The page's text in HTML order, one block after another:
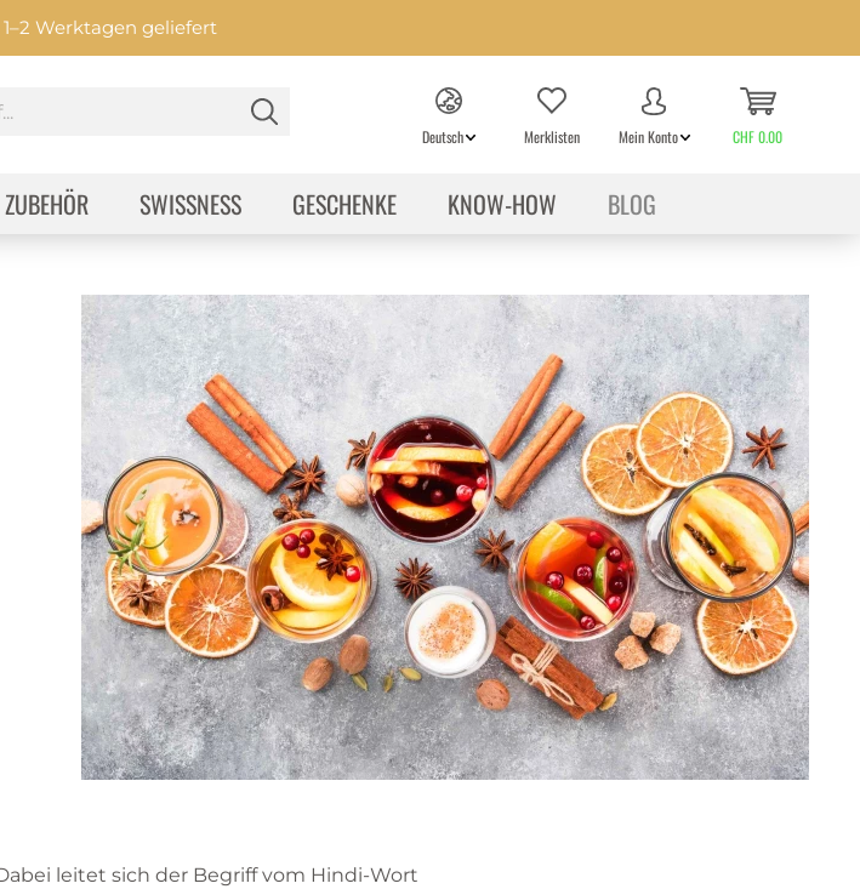
1–2 Werktagen geliefert
Deutsch Merklisten Mein Konto CHF 0.00
SWISSNESS GESCHENKE KNOW-HOW BLOG
leitet sich der Begriff vom Hindi-Wort